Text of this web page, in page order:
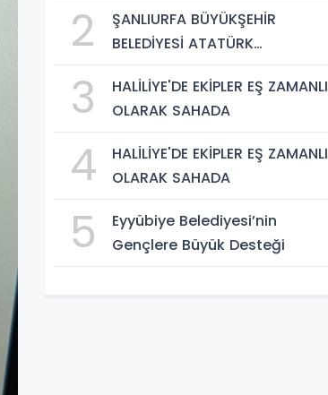
BAŞLADI
2
ŞANLIURFA BÜYÜKŞEHİR
BELEDİYESİ ATATÜRK
ÇALIŞMALARINA BAŞLIYOR
3
HALİLİYE'DE EKİPLER EŞ ZAMANLI
OLARAK SAHADA
4
HALİLİYE'DE EKİPLER EŞ ZAMANLI
OLARAK SAHADA
5
Eyyübiye Belediyesi’nin
Gençlere Büyük Desteği